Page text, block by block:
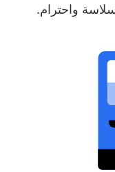
واحترام.